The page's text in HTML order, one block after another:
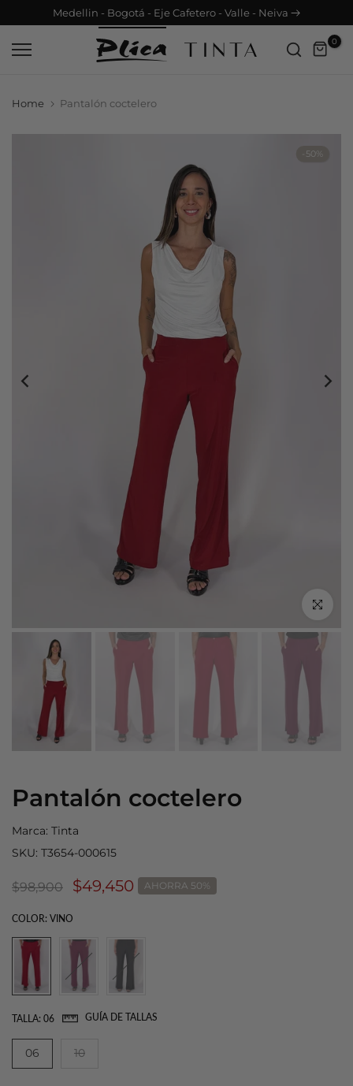
Medellin - Bogotá - Eje Cafetero - Valle - Neiva
0
Home Pantalón coctelero
-50%
Click
Pantalón coctelero
Marca: Tinta
SKU: T3654-000615
$98,900 $49,450 AHORRA 50%
COLOR: VINO
TALLA: 06 GUÍA DE TALLAS
06 10